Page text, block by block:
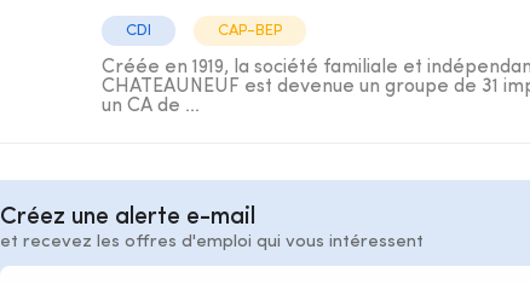
CDI CAP-BEP
Créée en 1919, la société familiale et
CHATEAUNEUF est devenue un groupe de 31
un CA de ...
Créez une alerte e-mail
et recevez les offres d'emploi qui vous intéressent